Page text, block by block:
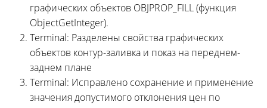
графических объектов OBJPROP_FILL (функция
ObjectGetInteger).
Terminal: Разделены свойства графических
объектов контур-заливка и показ на переднем-
заднем плане
Terminal: Исправлено сохранение и применение
значения допустимого отклонения цен по